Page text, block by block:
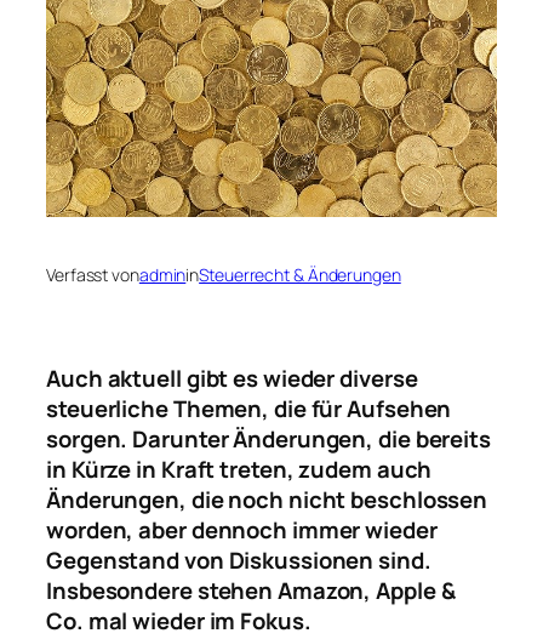
Verfasst vonadmininSteuerrecht & Änderungen
Auch aktuell gibt es wieder diverse
steuerliche Themen, die für Aufsehen
sorgen. Darunter Änderungen, die bereits
in Kürze in Kraft treten, zudem auch
Änderungen, die noch nicht beschlossen
worden, aber dennoch immer wieder
Gegenstand von Diskussionen sind.
Insbesondere stehen Amazon, Apple &
Co. mal wieder im Fokus.